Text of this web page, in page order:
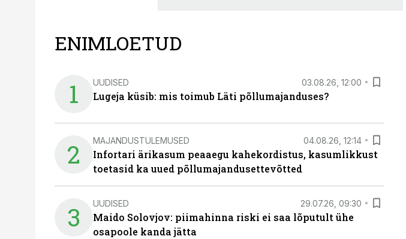
ENIMLOETUD
1 UUDISED 03.08.26, 12:00
Lugeja küsib: mis toimub Läti põllumajanduses?
2 MAJANDUSTULEMUSED 04.08.26, 12:14
Infortari ärikasum peaaegu kahekordistus, kasumlikkust
toetasid ka uued põllumajandusettevõtted
3 UUDISED 29.07.26, 09:30
Maido Solovjov: piimahinna riski ei saa lõputult ühe
osapoole kanda jätta